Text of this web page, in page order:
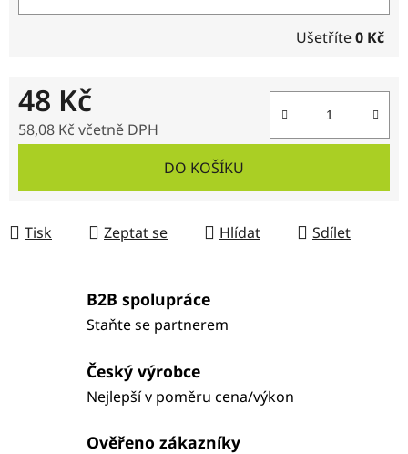
Ušetříte0 Kč
48 Kč
58,08 Kč včetně DPH
DO KOŠÍKU
Tisk Zeptat se Hlídat Sdílet
B2B spolupráce
Staňte se partnerem
Český výrobce
Nejlepší v poměru cena/výkon
Ověřeno zákazníky